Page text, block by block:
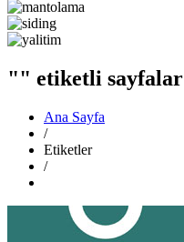
"" etiketli sayfalar
Ana Sayfa
/
Etiketler
/